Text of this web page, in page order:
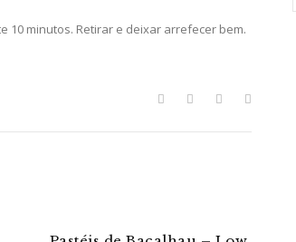
10 minutos. Retirar e deixar arrefecer bem.